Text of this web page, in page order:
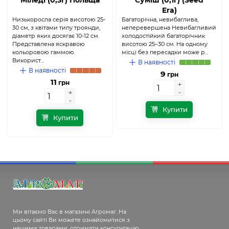
Низькоросла серія висотою 25-
30 см, з квітами типу троянди,
діаметр яких досягає 10-12 см.
Представлена яскравою
кольоровою гаммою.
Використ...
В наявності
11 грн
+
-
+
-
Купити
Era)
Багаторічна, невибаглива,
неперевершена Невибагливий
холодостійкий багаторічник
висотою 25–30 см. На одному
місці без пересадки може р...
В наявності
9 грн
+
-
+
-
Купити
Ми вітаємо Вас в магазині Агромаг. На
цьому сайті Ви можете ознайомитися з